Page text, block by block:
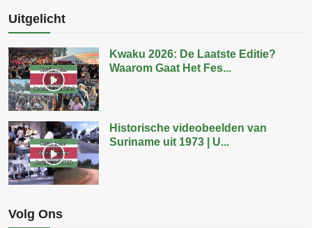
Uitgelicht
Kwaku 2026: De Laatste Editie?
Waarom Gaat Het Fes...
Historische videobeelden van
Suriname uit 1973 | U...
Volg Ons